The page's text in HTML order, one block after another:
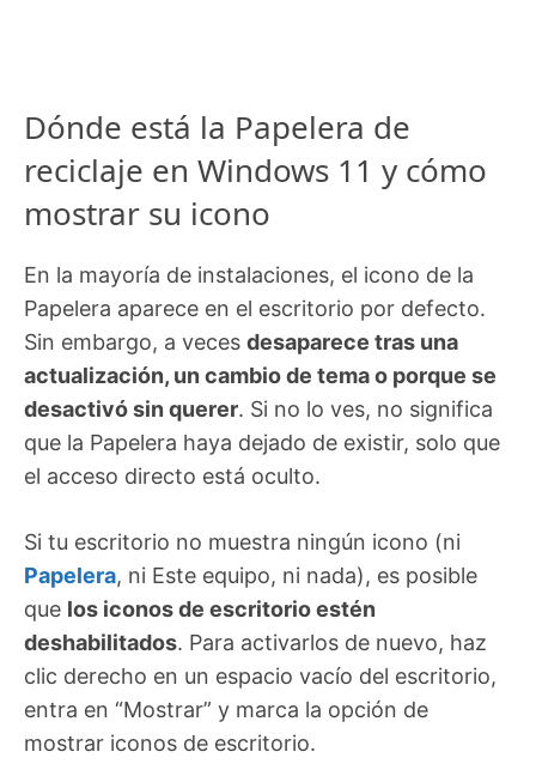
Dónde está la Papelera de
reciclaje en Windows 11 y cómo
mostrar su icono
En la mayoría de instalaciones, el icono de la
Papelera aparece en el escritorio por defecto.
Sin embargo, a veces desaparece tras una
actualización, un cambio de tema o porque se
desactivó sin querer. Si no lo ves, no significa
que la Papelera haya dejado de existir, solo que
el acceso directo está oculto.
Si tu escritorio no muestra ningún icono (ni
Papelera, ni Este equipo, ni nada), es posible
que los iconos de escritorio estén
deshabilitados. Para activarlos de nuevo, haz
clic derecho en un espacio vacío del escritorio,
entra en “Mostrar” y marca la opción de
mostrar iconos de escritorio.